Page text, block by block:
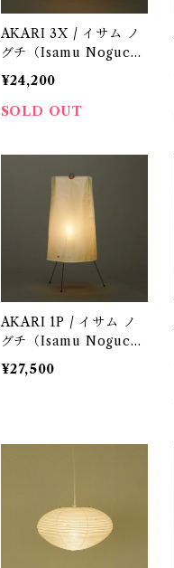
AKARI 3X / イサム ノ
グチ（Isamu Noguch
i) / オゼキ（尾関）
¥24,200
SOLD OUT
AKARI 1P / イサム ノ
グチ（Isamu Noguch
i) / オゼキ（尾関）
¥27,500